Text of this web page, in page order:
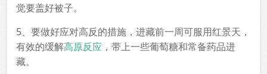
觉要盖好被子。
5、要做好应对高反的措施，进藏前一周可服用红景天，
有效的缓解高原反应 ，带上一些葡萄糖和常备药品进
藏。